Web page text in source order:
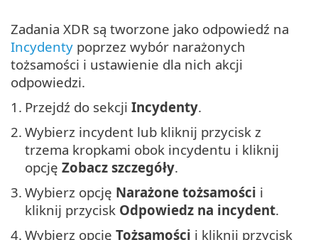
Zadania XDR są tworzone jako odpowiedź na
Incydenty poprzez wybór narażonych
tożsamości i ustawienie dla nich akcji
odpowiedzi.
1. Przejdź do sekcji Incydenty.
2. Wybierz incydent lub kliknij przycisk z
trzema kropkami obok incydentu i kliknij
opcję Zobacz szczegóły.
3. Wybierz opcję Narażone tożsamości i
kliknij przycisk Odpowiedz na incydent.
4. Wybierz opcję Tożsamości i kliknij przycisk